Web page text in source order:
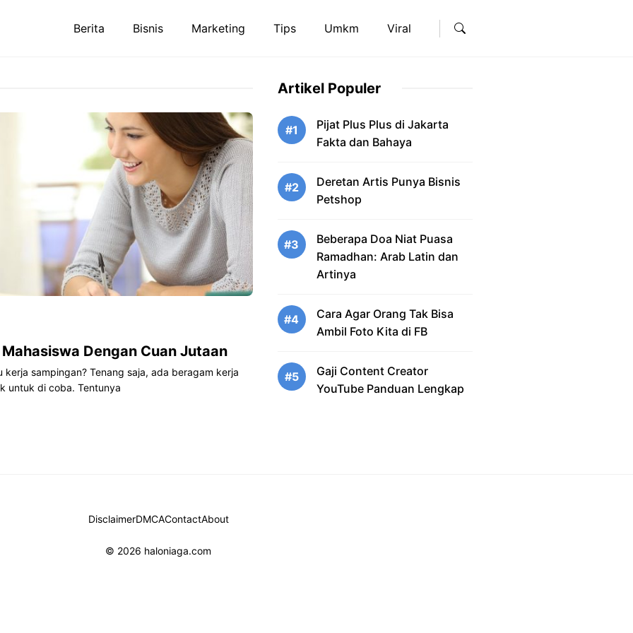
Berita Bisnis Marketing Tips Umkm Viral
Dengan Cuan Jutaan
kerja sampingan? Tenang saja, ada beragam kerja
untuk di coba. Tentunya
Artikel Populer
#1
Pijat Plus Plus di Jakarta
Fakta dan Bahaya
#2
Deretan Artis Punya Bisnis
Petshop
#3
Beberapa Doa Niat Puasa
Ramadhan: Arab Latin dan
Artinya
#4
Cara Agar Orang Tak Bisa
Ambil Foto Kita di FB
#5
Gaji Content Creator
YouTube Panduan Lengkap
DisclaimerDMCAContactAbout
© 2026 haloniaga.com